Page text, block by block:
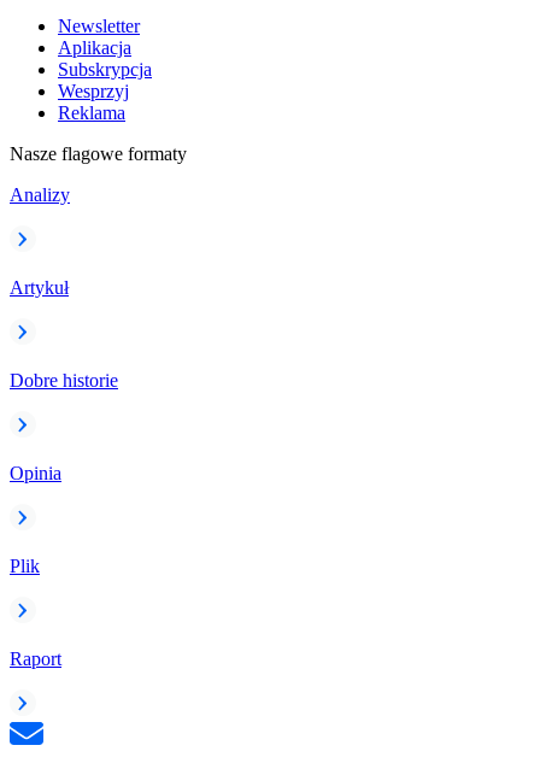
Newsletter
Aplikacja
Subskrypcja
Wesprzyj
Reklama
Nasze flagowe formaty
Analizy
Artykuł
Dobre historie
Opinia
Plik
Raport